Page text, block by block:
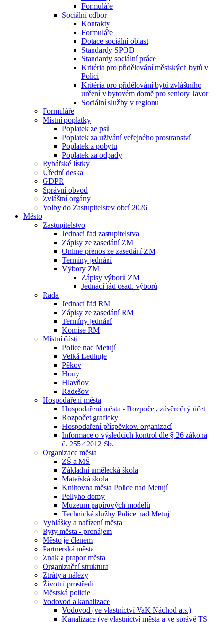
Formuláře
Sociální odbor
Kontakty
Formuláře
Dotace sociální oblast
Standardy SPOD
Standardy sociální práce
Kritéria pro přidělování městských bytů v
Polici
Kritéria pro přidělování bytů zvláštního
určení v bytovém domě pro seniory Javor
Sociální služby v regionu
Formuláře
Místní poplatky
Poplatek ze psů
Poplatek za užívání veřejného prostranství
Poplatek z pobytu
Poplatek za odpady
Rybářské lístky
Úřední deska
GDPR
Správní obvod
Zvláštní orgány
Volby do Zastupitelstev obcí 2026
Město
Zastupitelstvo
Jednací řád zastupitelstva
Zápisy ze zasedání ZM
Online přenos ze zasedání ZM
Termíny jednání
Výbory ZM
Zápisy výborů ZM
Jednací řád osad. výborů
Rada
Jednací řád RM
Zápisy ze zasedání RM
Termíny jednání
Komise RM
Místní části
Police nad Metují
Velká Ledhuje
Pěkov
Hony
Hlavňov
Radešov
Hospodaření města
Hospodaření města - Rozpočet, závěrečný účet
Rozpočet graficky
Hospodaření příspěvkov. organizací
Informace o výsledcích kontrol dle § 26 zákona
č. 255 ⁄ 2012 Sb.
Organizace města
ZŠ a MŠ
Základní umělecká škola
Mateřská škola
Knihovna města Police nad Metují
Pellyho domy
Muzeum papírových modelů
Technické služby Police nad Metují
Vyhlášky a nařízení města
Byty města - pronájem
Město je členem
Partnerská města
Znak a prapor města
Organizační struktura
Ztráty a nálezy
Životní prostředí
Městská policie
Vodovod a kanalizace
Vodovod (ve vlastnictví VaK Náchod a.s.)
Kanalizace (ve vlastnictví města a ve správě TS